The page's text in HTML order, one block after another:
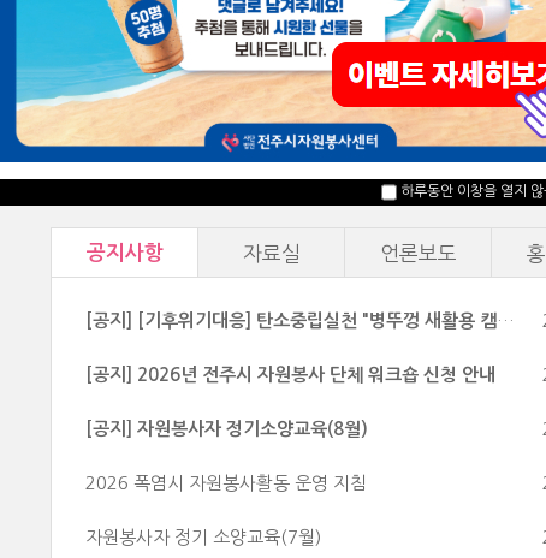
하루동안 이창을 열지 않
자원봉사신청 마일리지확인
공지사항 자료실 언론보도
[공지] [기후위기대응] 탄소중립실천 "병뚜껑 새활용 캠페인" 운영기간 안내
[공지] 2026년 전주시 자원봉사 단체 워크숍 신청 안내
[공지] 자원봉사자 정기소양교육(8월)
2026 폭염시 자원봉사활동 운영 지침
자원봉사자 정기 소양교육(7월)